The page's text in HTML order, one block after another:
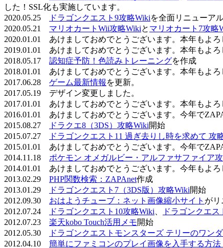
した！SSL化も実施しています。
2020.05.25
ドラゴンクエスト9攻略Wikiを全面リニューア
2020.05.21 マリオカートWii攻略Wikiと マリオカート7攻略
2020.01.01 あけましておめでとうございます。本年もよろ
2019.01.01 あけましておめでとうございます。本年もよろ
2018.05.17 認知症予防！色読みトレーニングを作成
2018.01.01 あけましておめでとうございます。本年もよろ
2017.06.28 ゲーム最新情報 を更新。
2017.05.19 デザイン変更しました。
2017.01.01 あけましておめでとうございます。本年もよろ
2016.01.01 あけましておめでとうございます。今年で
2015.08.27
ドラクエ8（3DS）攻略Wiki開始
2015.07.27
ドラゴンクエスト11 過ぎ去りし時を求めて 攻
2015.01.01 あけましておめでとうございます。今年で
2014.11.18 ポケモン オメガルビー・アルファサファイア
2014.01.01 あけましておめでとうございます。今年もよろ
2013.02.29 PHP関数検索：ZAPAnet作成
2013.01.29
ドラゴンクエスト7（3DS版）攻略Wiki開始
2012.09.30 おはようチューブ：ネット画像縮小サイト がリ
2012.07.24
ドラゴンクエスト10攻略Wiki ドラゴンクエス
2012.07.23 楽天kobo Touch活用メモ開始
2012.05.30
ドラゴンクエストモンスターズ テリーのワン
2012.04.10 簡単にファミコンのプレイ画像を入手する方法